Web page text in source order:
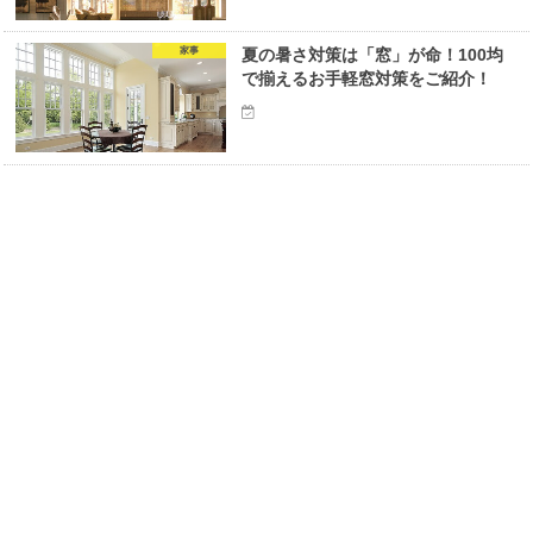
家事
夏の暑さ対策は「窓」が命！100均
で揃えるお手軽窓対策をご紹介！